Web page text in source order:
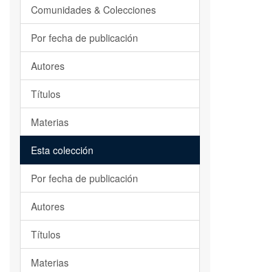
Comunidades & Colecciones
Por fecha de publicación
Autores
Títulos
Materias
Esta colección
Por fecha de publicación
Autores
Títulos
Materias